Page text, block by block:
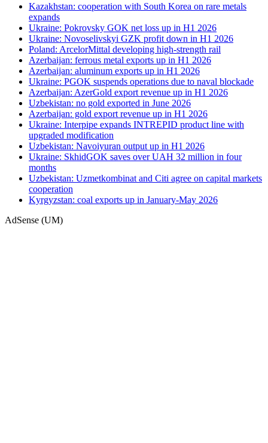
Kazakhstan: cooperation with South Korea on rare metals
expands
Ukraine: Pokrovsky GOK net loss up in H1 2026
Ukraine: Novoselivskyi GZK profit down in H1 2026
Poland: ArcelorMittal developing high-strength rail
Azerbaijan: ferrous metal exports up in H1 2026
Azerbaijan: aluminum exports up in H1 2026
Ukraine: PGOK suspends operations due to naval blockade
Azerbaijan: AzerGold export revenue up in H1 2026
Uzbekistan: no gold exported in June 2026
Azerbaijan: gold export revenue up in H1 2026
Ukraine: Interpipe expands INTREPID product line with
upgraded modification
Uzbekistan: Navoiyuran output up in H1 2026
Ukraine: SkhidGOK saves over UAH 32 million in four
months
Uzbekistan: Uzmetkombinat and Citi agree on capital markets
cooperation
Kyrgyzstan: coal exports up in January-May 2026
AdSense (UM)